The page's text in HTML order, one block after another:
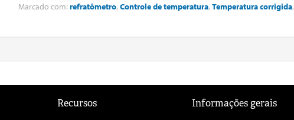
Marcado com: refratômetro, Controle de temperatura, Temperatura corrigida,
Recursos Informações gerais